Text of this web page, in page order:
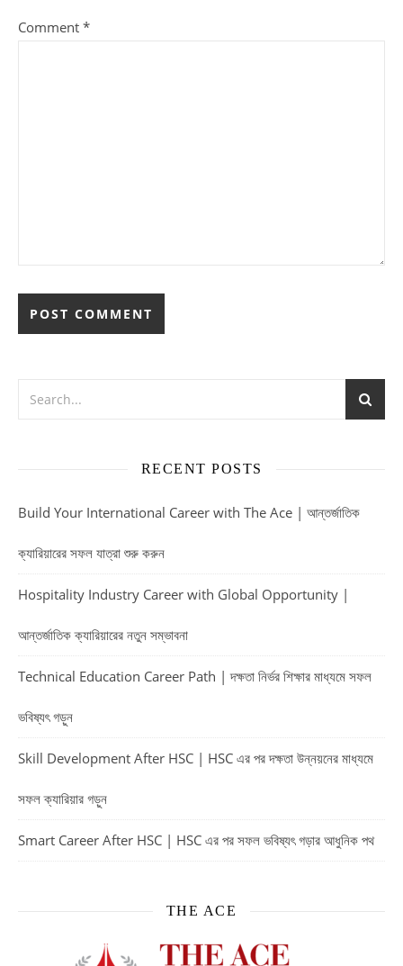
Comment *
RECENT POSTS
Build Your International Career with The Ace | আন্তর্জাতিক
ক্যারিয়ারের সফল যাত্রা শুরু করুন
Hospitality Industry Career with Global Opportunity |
আন্তর্জাতিক ক্যারিয়ারের নতুন সম্ভাবনা
Technical Education Career Path | দক্ষতা নির্ভর শিক্ষার মাধ্যমে সফল
ভবিষ্যৎ গড়ুন
Skill Development After HSC | HSC এর পর দক্ষতা উন্নয়নের মাধ্যমে
সফল ক্যারিয়ার গড়ুন
Smart Career After HSC | HSC এর পর সফল ভবিষ্যৎ গড়ার আধুনিক পথ
THE ACE